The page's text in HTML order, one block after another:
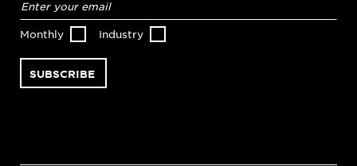
address*
Monthly Industry